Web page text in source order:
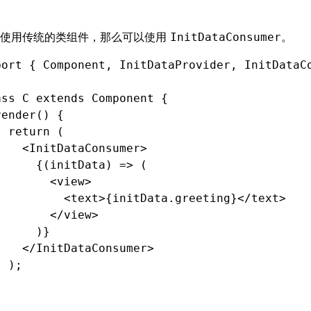
用传统的类组件，那么可以使用 InitDataConsumer。
{ Component , InitDataProvider ,
C extends Component
{
() {
return
(
<
InitDataConsumer>
{(initData)
=> (
<
view>
<
text>{initData .greeting}</text>
</
view>
)}
</
InitDataConsumer>
);